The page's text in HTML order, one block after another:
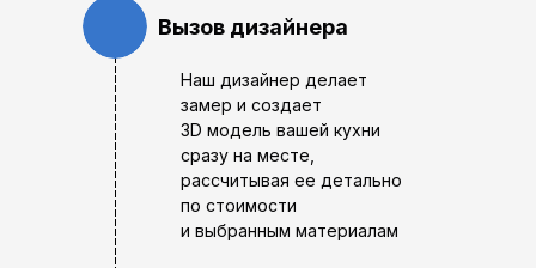
Вызов дизайнера
Наш дизайнер делает
замер и создает
3D модель вашей кухни
сразу на месте,
рассчитывая ее детально
по стоимости
и выбранным материалам